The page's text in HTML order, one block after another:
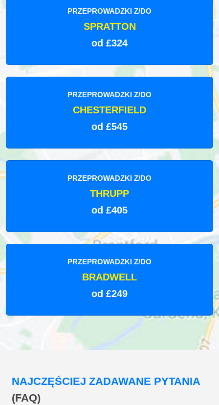
PRZEPROWADZKI Z/DO
SPRATTON
od £324
PRZEPROWADZKI Z/DO
CHESTERFIELD
od £545
PRZEPROWADZKI Z/DO
THRUPP
od £405
PRZEPROWADZKI Z/DO
BRADWELL
od £249
NAJCZĘŚCIEJ ZADAWANE PYTANIA
(FAQ)